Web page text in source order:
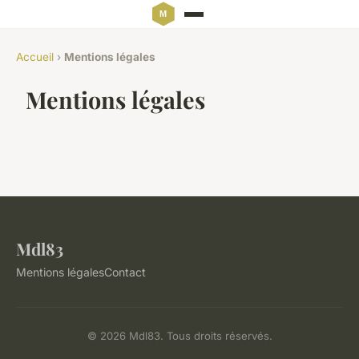
Accueil › Mentions légales
Mentions légales
Mdl83
Mentions légalesContact
© 2026 Mdl83. Tous droits réservés.